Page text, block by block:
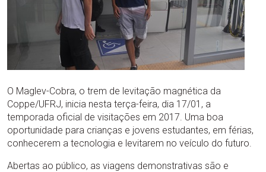
O Maglev-Cobra, o trem de levitação magnética da
Coppe/UFRJ, inicia nesta terça-feira, dia 17/01, a
temporada oficial de visitações em 2017. Uma boa
oportunidade para crianças e jovens estudantes, em férias,
conhecerem a tecnologia e levitarem no veículo do futuro.
Abertas ao público, as viagens demonstrativas são e